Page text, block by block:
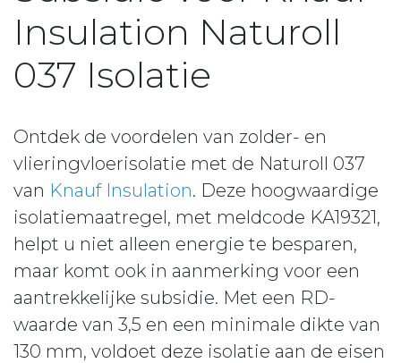
Insulation Naturoll
037 Isolatie
Ontdek de voordelen van zolder- en
vlieringvloerisolatie met de Naturoll 037
van Knauf Insulation. Deze hoogwaardige
isolatiemaatregel, met meldcode KA19321,
helpt u niet alleen energie te besparen,
maar komt ook in aanmerking voor een
aantrekkelijke subsidie. Met een RD-
waarde van 3,5 en een minimale dikte van
130 mm, voldoet deze isolatie aan de eisen